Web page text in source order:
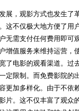
展，观影方式也发生了
这不仅极大地方便了用
无需支付任何费用即可
增值服务来维持运营，
了电影的观看渠道。过
定限制。而免费影院的
更加多样化。由于不依
片。这不仅丰富了观众
究竟藏着哪